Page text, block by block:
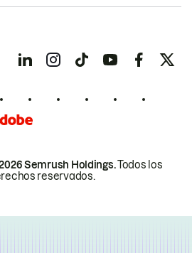
Semrush Holdings.Todos los
reservados.